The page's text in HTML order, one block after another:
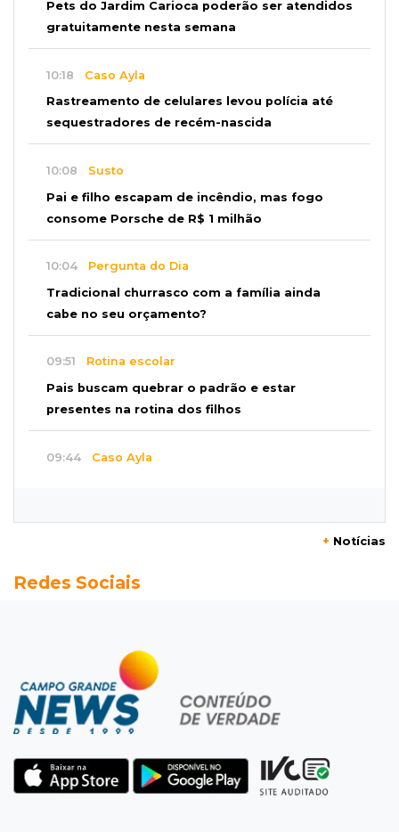
Pets do Jardim Carioca poderão ser atendidos
gratuitamente nesta semana
10:18 Caso Ayla
Rastreamento de celulares levou polícia até
sequestradores de recém-nascida
10:08 Susto
Pai e filho escapam de incêndio, mas fogo
consome Porsche de R$ 1 milhão
10:04 Pergunta do Dia
Tradicional churrasco com a família ainda
cabe no seu orçamento?
09:51 Rotina escolar
Pais buscam quebrar o padrão e estar
presentes na rotina dos filhos
09:44 Caso Ayla
Motorista foge após bater em caçamba e
Entortou
Carro bate em poste e deixa casas e
comércios sem energia na Tamandaré
Federação de futebol assume manutenção de
dois estádios de Campo Grande
+ Notícias
Redes Sociais